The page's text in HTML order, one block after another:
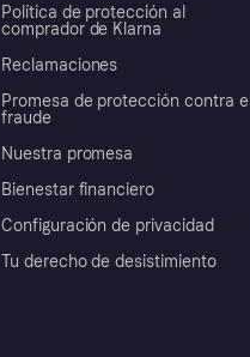
Política de protección al
comprador de Klarna
Reclamaciones
Promesa de protección contra el
fraude
Nuestra promesa
Bienestar financiero
Configuración de privacidad
Tu derecho de desistimiento